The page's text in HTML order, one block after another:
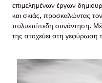
επιμελημένων έργων
και σκιάς, προσκαλώντας
πολυεπίπεδη συνάντηση.
της στοχεύει στη γεφύρωση